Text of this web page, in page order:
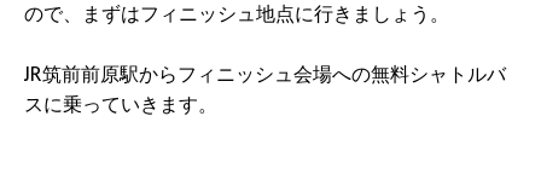
ので、まずはフィニッシュ地点に行きましょう。
JR筑前前原駅からフィニッシュ会場への無料シャトルバ
スに乗っていきます。